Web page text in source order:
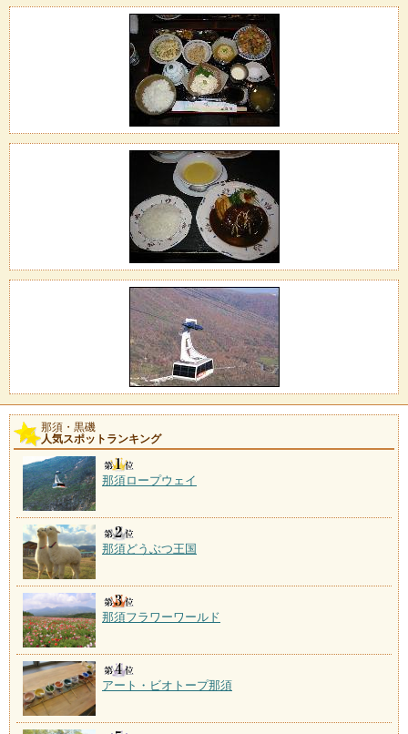
那須・黒磯
人気スポットランキング
那須ロープウェイ
那須どうぶつ王国
那須フラワーワールド
アート・ビオトープ那須